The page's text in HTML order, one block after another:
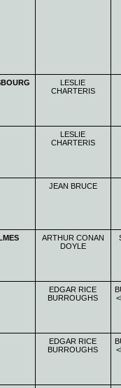
LESLIE
CHARTERIS
LESLIE
CHARTERIS
JEAN BRUCE
ARTHUR CONAN
DOYLE
EDGAR RICE
BURROUGHS
EDGAR RICE
BURROUGHS